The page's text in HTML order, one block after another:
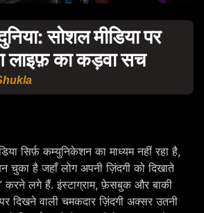
सोशल मीडिया पर
लाइफ़ का कड़वा सच
सिर्फ़ कम्युनिकेशन का माध्यम नहीं रहा है,
चुका है जहाँ लोग अपनी ज़िंदगी को दिखाते
करने लगे हैं. इंस्टाग्राम, फ़ेसबुक और बाकी
दिखने वाली चमकदार ज़िंदगी अक्सर उतनी